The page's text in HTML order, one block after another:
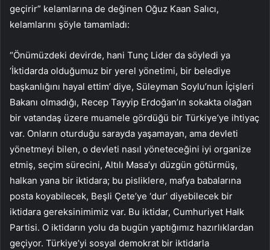
geçirir” kelamlarına de değinen Oğuz Kaan Salıcı,
kelamlarını şöyle tamamladı:
“Önümüzdeki devirde, hani Tunç Lider da söyledi ya
‘İktidarda olduğumuz bir yerel yönetimi, bir belediye
başkanlığını hayal ettim’ diye, Süleyman Soylu’nun İçişleri
Bakanı olmadığı, Recep Tayyip Erdoğan’ın sokakta olağan
bir vatandaş üzere muamele gördüğü bir Türkiye’ye ihtiyaç
var. Onların oturduğu sarayda yaşamayan, ama devleti
yönetmeyi bilen, o devleti nasıl yöneteceğini iyi organize
etmiş, seçim sürecini, Altılı Masa’yı düzgün götürmüş,
halkan yana bir iktidara; bu pisliklere, mafya babalarına
posta koyabilecek, Beşli Çete’ye ‘dur’ diyebilecek bir
iktidara gereksinimimiz var. Bu iktidar, Cumhuriyet Halk
Partisi. O iktidarın yolu da bugün yaptığımız hazırlıklardan
geçiyor. Türkiye’yi sosyal demokrat bir iktidarla